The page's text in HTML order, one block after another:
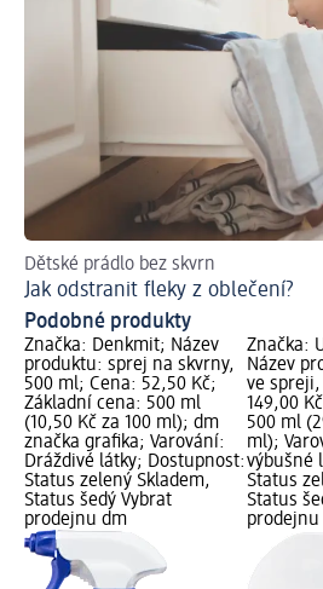
Dětské prádlo bez skvrn
Jak odstranit fleky z oblečení?
Podobné produkty
Značka: Denkmit; Název
produktu: sprej na skvrny,
500 ml; Cena: 52,50 Kč;
Základní cena: 500 ml
(10,50 Kč za 100 ml); dm
značka grafika; Varování:
Dráždivé látky; Dostupnost:
Status zelený Skladem,
Status šedý Vybrat
prodejnu dm
Značka:
Název
ve
149,00
500 ml
ml);
výbušné
Status
Status
prodejnu